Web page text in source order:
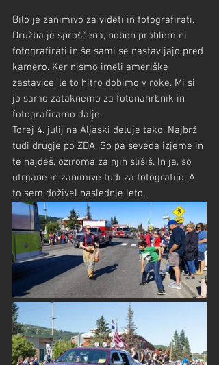
Bilo je zanimivo za videti in fotografirati.
Družba je sproščena, noben problem ni
fotografirati in še sami se nastavljajo pred
kamero. Ker nismo imeli ameriške
zastavice, le to hitro dobimo v roke. Mi si
jo samo zataknemo za fotonahrbnik in
fotografiramo dalje.
Torej 4. julij na Aljaski deluje tako. Najbrž
tudi drugje po ZDA. So pa seveda izjeme in
te najdeš, oziroma za njih slišiš. In ja, so
utrgane in zanimive tudi za fotografijo. A
to sem doživel naslednje leto.